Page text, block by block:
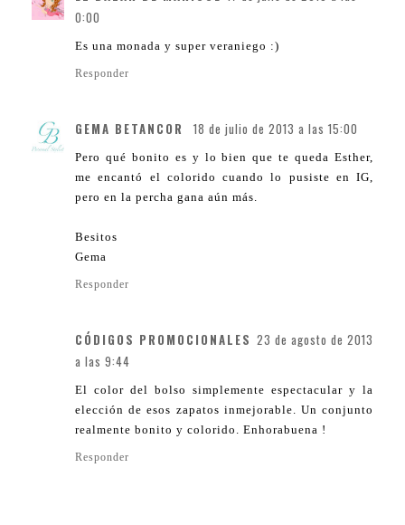
0:00
Es una monada y super veraniego :)
Responder
GEMA BETANCOR 18 de julio de 2013 a las 15:00
Pero qué bonito es y lo bien que te queda Esther,
me encantó el colorido cuando lo pusiste en IG,
pero en la percha gana aún más.
Besitos
Gema
Responder
CÓDIGOS PROMOCIONALES 23 de agosto de 2013
a las 9:44
El color del bolso simplemente espectacular y la
elección de esos zapatos inmejorable. Un conjunto
realmente bonito y colorido. Enhorabuena !
Responder